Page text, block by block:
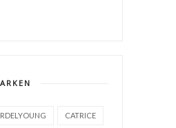
RDELYOUNG CATRICE